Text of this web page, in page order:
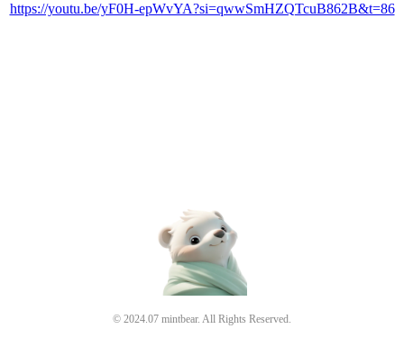
https://youtu.be/yF0H-epWvYA?si=qwwSmHZQTcuB862B&t=86
© 2024.07 mintbear. All Rights Reserved.